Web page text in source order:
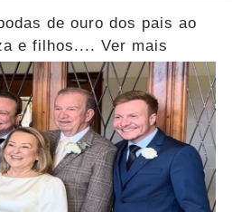
de ouro dos pais ao
e filhos.... Ver mais